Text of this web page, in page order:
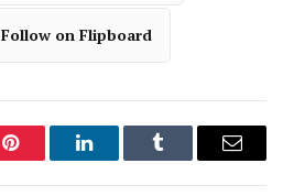
Follow on Flipboard
Pinterest LinkedInTumblr Email